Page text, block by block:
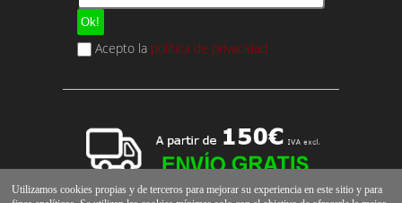
Acepto la política de privacidad
Utilizamos cookies propias y de terceros para mejorar su experiencia en este sitio y para